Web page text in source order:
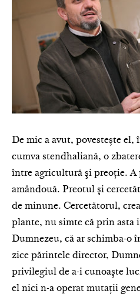
De mic a avut, povestește el,
cumva stendhaliană, o
între agricultură şi preoţie. A
amândouă. Preotul şi
de minune. Cercetătorul,
plante, nu simte că prin asta
Dumnezeu, că ar schimba-o
zice părintele director,
privilegiul de a-i cunoaşte
el nici n-a operat mutaţii